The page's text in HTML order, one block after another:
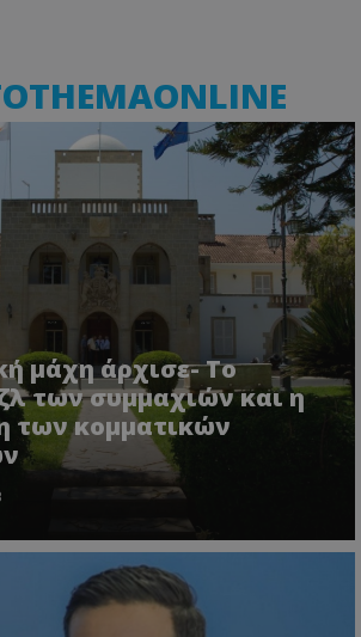
μάχη άρχισε- Το
των συμμαχιών και η
των κομματικών
YouTube
.youtube.com